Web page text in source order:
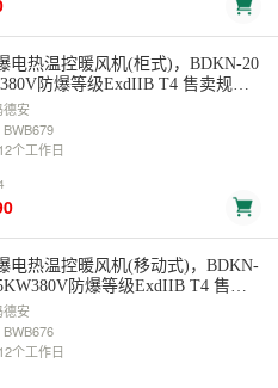
电热温控暖风机(柜式)，BDKN-20
防爆等级ExdIIB T4 售卖规
德安
个工作日
电热温控暖风机(移动式)，BDKN-
防爆等级ExdIIB T4 售卖
德安
个工作日